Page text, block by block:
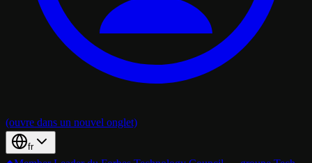
(ouvre dans un nouvel onglet)
fr